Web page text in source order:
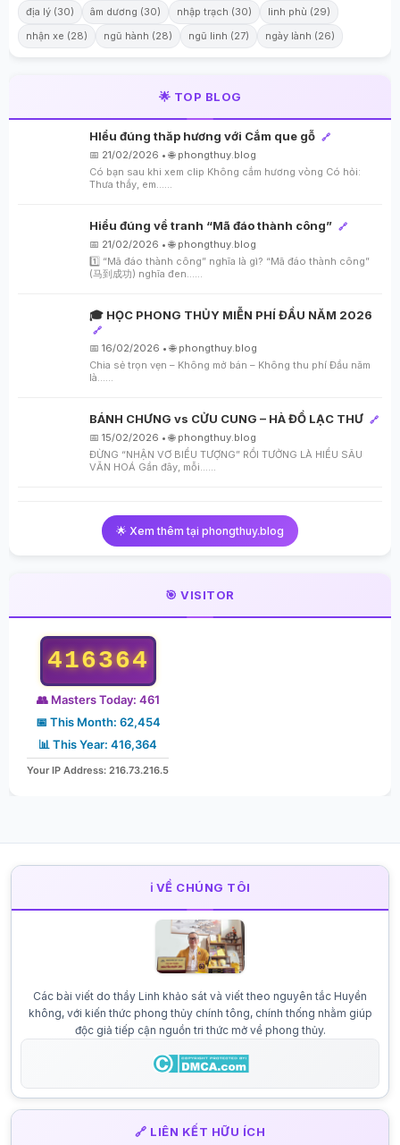
địa lý (30)
âm dương (30) nhập trạch (30)
linh phù (29)
nhận xe (28)
ngũ hành (28) ngũ linh (27) ngày lành (26)
🌟 TOP BLOG
HIểu đúng thăp hương với Cắm que gỗ 🔗
📅 21/02/2026 • 🌐 phongthuy.blog
Có bạn sau khi xem clip Không cắm hương vòng Có hỏi:
Thưa thầy, em…...
Hiểu đúng về tranh “Mã đáo thành công” 🔗
📅 21/02/2026 • 🌐 phongthuy.blog
1️⃣ “Mã đáo thành công” nghĩa là gì? “Mã đáo thành công”
(马到成功) nghĩa đen…...
🎓 HỌC PHONG THỦY MIỄN PHÍ ĐẦU NĂM 2026
🔗
📅 16/02/2026 • 🌐 phongthuy.blog
Chia sẻ trọn vẹn – Không mở bán – Không thu phí Đầu năm
là…...
BÁNH CHƯNG vs CỬU CUNG – HÀ ĐỒ LẠC THƯ 🔗
📅 15/02/2026 • 🌐 phongthuy.blog
ĐỪNG “NHẬN VƠ BIỂU TƯỢNG” RỒI TƯỞNG LÀ HIỂU SÂU
VĂN HOÁ Gần đây, mỗi…...
🌟 Xem thêm tại phongthuy.blog
🎯 VISITOR
416364
👥 Masters Today: 461
📅 This Month: 62,454
📊 This Year: 416,364
Your IP Address: 216.73.216.5
ℹ️ VỀ CHÚNG TÔI
Các bài viết do thầy Linh khảo sát và viết theo nguyên tắc Huyền
không, với kiến thức phong thủy chính tông, chính thống nhằm giúp
độc giả tiếp cận nguồn tri thức mở về phong thủy.
🔗 LIÊN KẾT HỮU ÍCH